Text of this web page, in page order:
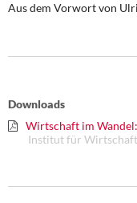
Rosa-Luxemburg-
Kontakt
Aus dem Vorwort von
Downloads
Wirtschaft im
Institut für